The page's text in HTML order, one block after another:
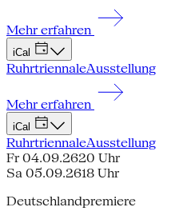
Mehr erfahren
iCal
RuhrtriennaleAusstellung
Mehr erfahren
iCal
RuhrtriennaleAusstellung
Fr 04.09.2620 Uhr
Sa 05.09.2618 Uhr
Deutschlandpremiere